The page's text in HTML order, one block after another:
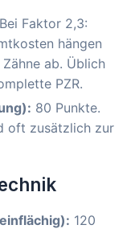
Faktor 2,3:
hängen
ab. Üblich
PZR.
80 Punkte.
oft zusätzlich zur
120